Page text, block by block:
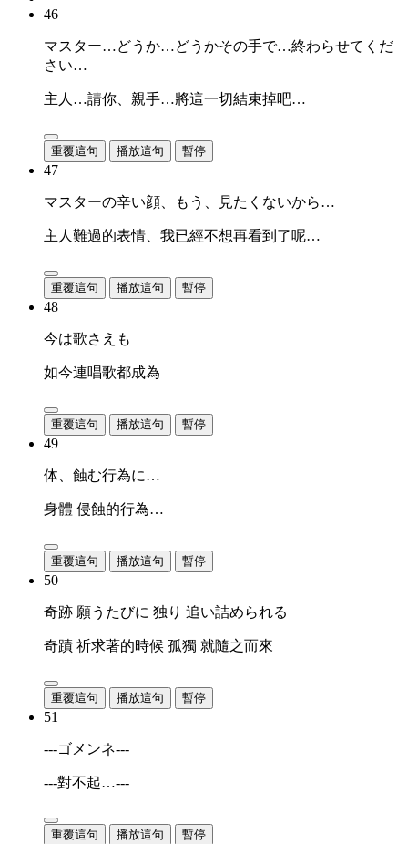
46
マスター…どうか…どうかその手で…終わらせてくだ
さい…
主人…請你、親手…將這一切結束掉吧…
重覆這句 播放這句 暫停
47
マスターの辛い顔、もう、見たくないから…
主人難過的表情、我已經不想再看到了呢…
重覆這句 播放這句 暫停
48
今は歌さえも
如今連唱歌都成為
重覆這句 播放這句 暫停
49
体、蝕む行為に…
身體 侵蝕的行為…
重覆這句 播放這句 暫停
50
奇跡 願うたびに 独り 追い詰められる
奇蹟 祈求著的時候 孤獨 就隨之而來
重覆這句 播放這句 暫停
51
---ゴメンネ---
---對不起…---
重覆這句 播放這句 暫停